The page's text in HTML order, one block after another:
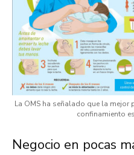
La OMS ha señalado que la
confinamiento
Negocio en pocas